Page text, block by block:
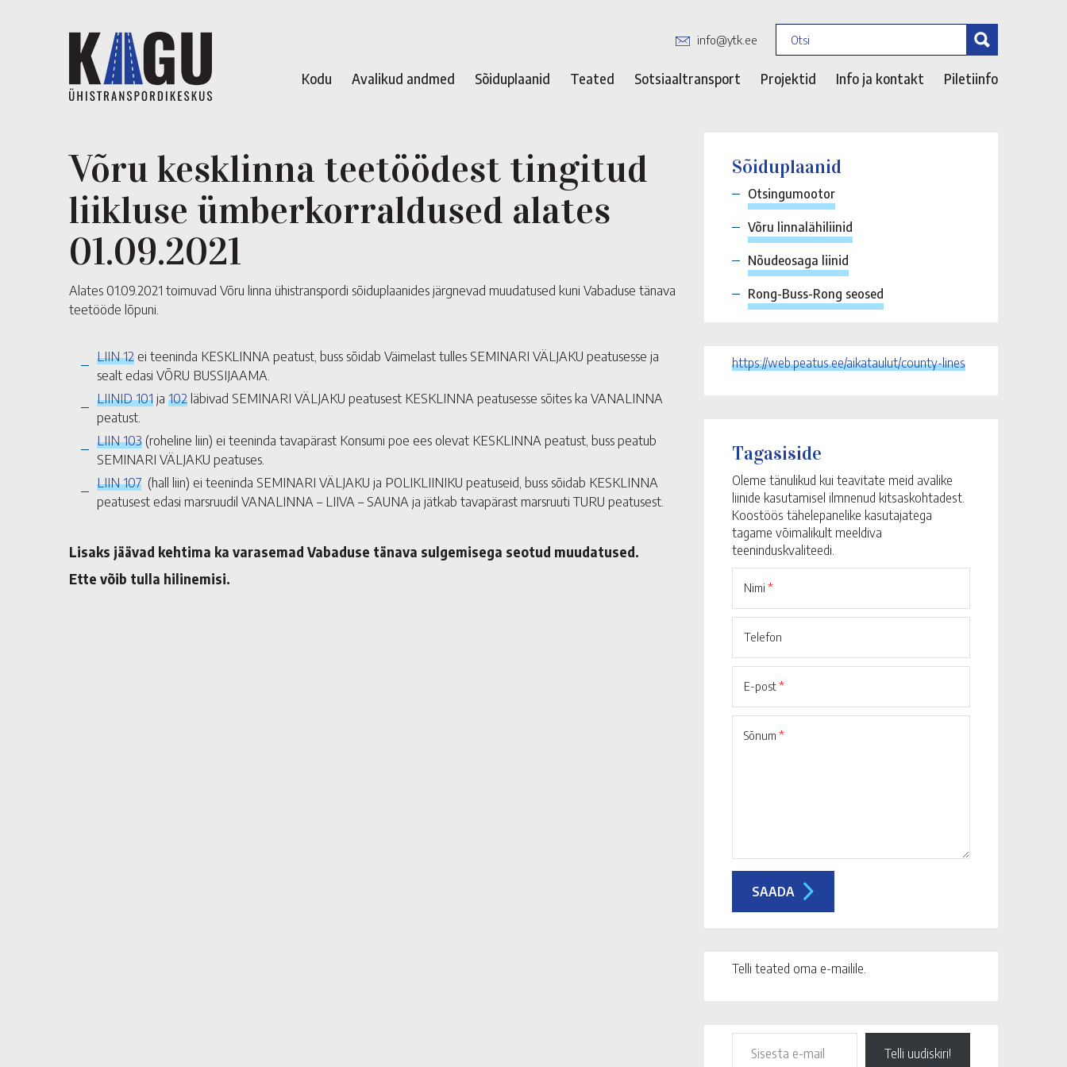
info@ytk.ee
Kodu Avalikud andmed Sõiduplaanid Teated Sotsiaaltransport Projektid Info ja kontakt Piletiinfo
Võru kesklinna teetöödest tingitud
liikluse ümberkorraldused alates
01.09.2021
Alates 01.09.2021 toimuvad Võru linna ühistranspordi sõiduplaanides järgnevad muudatused kuni Vabaduse tänava
teetööde lõpuni.
LIIN 12 ei teeninda KESKLINNA peatust, buss sõidab Väimelast tulles SEMINARI VÄLJAKU peatusesse ja
sealt edasi VÕRU BUSSIJAAMA.
LIINID 101ja 102 läbivad SEMINARI VÄLJAKU peatusest KESKLINNA peatusesse sõites ka VANALINNA
peatust.
LIIN 103 (roheline liin) ei teeninda tavapärast Konsumi poe ees olevat KESKLINNA peatust, buss peatub
SEMINARI VÄLJAKU peatuses.
LIIN 107 (hall liin) ei teeninda SEMINARI VÄLJAKU ja POLIKLIINIKU peatuseid, buss sõidab KESKLINNA
peatusest edasi marsruudil VANALINNA – LIIVA – SAUNA ja jätkab tavapärast marsruuti TURU peatusest.
Lisaks jäävad kehtima ka varasemad Vabaduse tänava sulgemisega seotud muudatused.
Ette võib tulla hilinemisi.
Sõiduplaanid
Otsingumootor
Võru linnalähiliinid
Nõudeosaga liinid
Rong-Buss-Rong seosed
https://web.peatus.ee/aikataulut/county-lines
Tagasiside
Oleme tänulikud kui teavitate meid avalike
liinide kasutamisel ilmnenud kitsaskohtadest.
Koostöös tähelepanelike kasutajatega
tagame võimalikult meeldiva
teeninduskvaliteedi.
Nimi *
Telefon
E-post*
Sõnum *
Telli teated oma e-mailile.
Telli uudiskiri!